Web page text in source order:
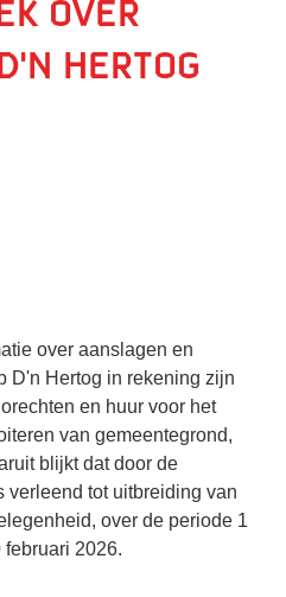
over
Hertog
over aanslagen en
D'n Hertog in rekening zijn
en huur voor het
van gemeentegrond,
blijkt dat door de
verleend tot uitbreiding van
over de periode 1
februari 2026.